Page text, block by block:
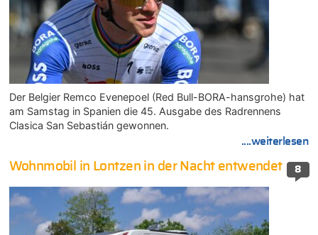
Der Belgier Remco Evenepoel (Red Bull-BORA-hansgrohe) hat
am Samstag in Spanien die 45. Ausgabe des Radrennens
Clasica San Sebastián gewonnen.
....weiterlesen
8
Wohnmobil in Lontzen in der Nacht entwendet